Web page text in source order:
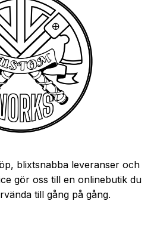
blixtsnabba leveranser och
gör oss till en onlinebutik du
till gång på gång.